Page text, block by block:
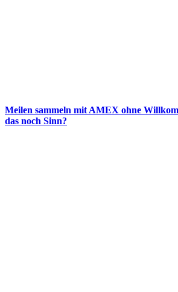
Meilen sammeln mit AMEX ohne
das noch Sinn?